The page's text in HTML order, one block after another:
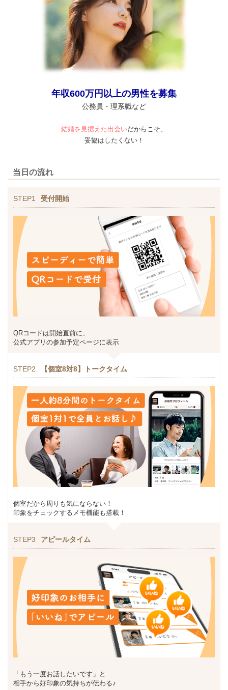
年収600万円以上の男性を募集
公務員・理系職など
結婚を見据えた出会いだからこそ、
妥協はしたくない！
当日の流れ
STEP1 受付開始
QRコードは開始直前に、
公式アプリの参加予定ページに表示
STEP2 【個室8対8】トークタイム
個室だから周りも気にならない！
印象をチェックするメモ機能も搭載！
STEP3 アピールタイム
「もう一度お話したいです」と
相手から好印象の気持ちが伝わる♪